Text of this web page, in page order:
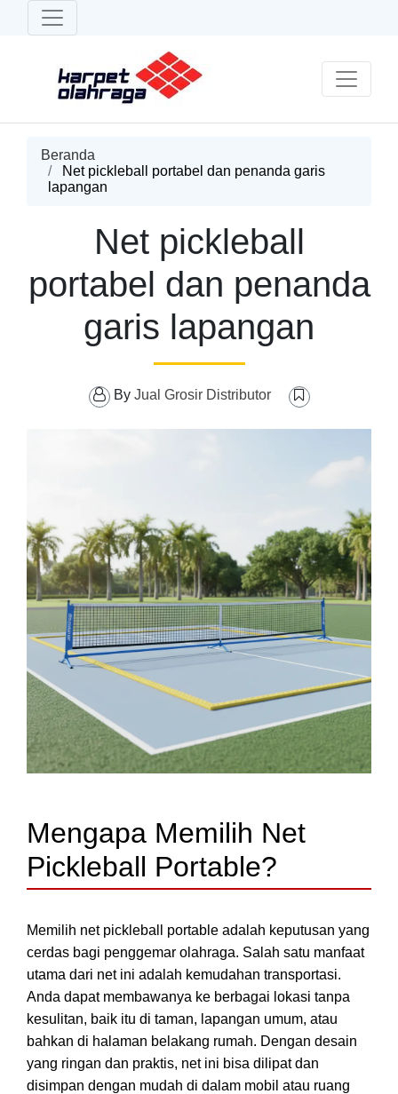
Beranda
Net pickleball portabel dan penanda garis
lapangan
Net pickleball
portabel dan penanda
garis lapangan
By Jual Grosir Distributor
Mengapa Memilih Net
Pickleball Portable?
Memilih net pickleball portable adalah keputusan yang
cerdas bagi penggemar olahraga. Salah satu manfaat
utama dari net ini adalah kemudahan transportasi.
Anda dapat membawanya ke berbagai lokasi tanpa
kesulitan, baik itu di taman, lapangan umum, atau
bahkan di halaman belakang rumah. Dengan desain
yang ringan dan praktis, net ini bisa dilipat dan
disimpan dengan mudah di dalam mobil atau ruang